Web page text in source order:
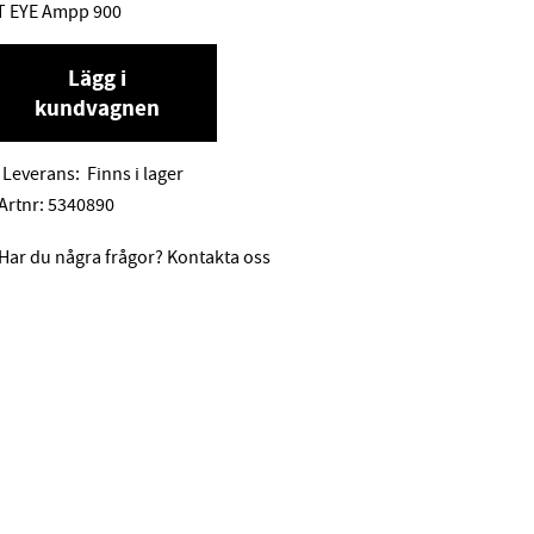
EYE Ampp 900
Lägg i
kundvagnen
Leverans: Finns i lager
5340890
du några frågor? Kontakta oss